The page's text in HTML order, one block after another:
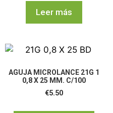
Leer más
AGUJA MICROLANCE 21G 1
0,8 X 25 MM. C/100
€5.50